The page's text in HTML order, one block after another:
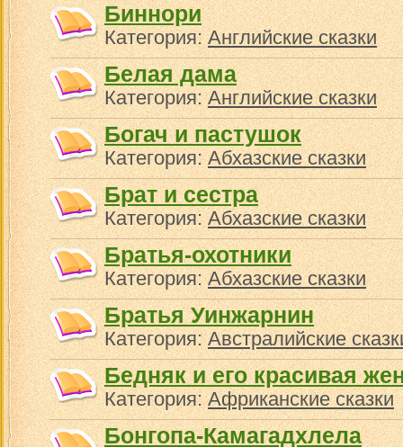
Биннори
Категория:Английские сказки
Белая дама
Категория:Английские сказки
Богач и пастушок
Категория:Абхазские сказки
Брат и сестра
Категория:Абхазские сказки
Братья-охотники
Категория:Абхазские сказки
Братья Уинжарнин
Категория:Австралийские
Бедняк и его красивая
Категория:Африканские сказки
Бонгопа-Камагадхлела